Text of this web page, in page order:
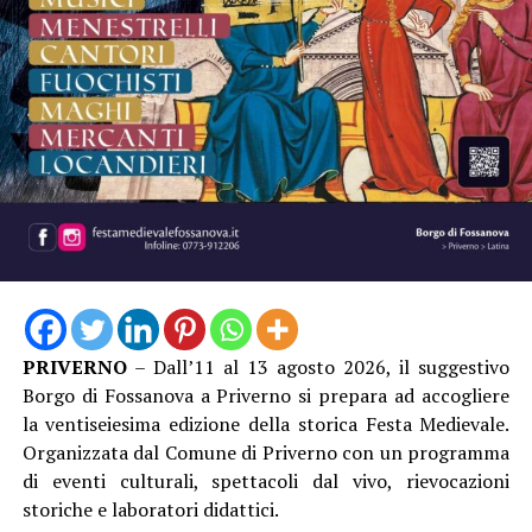
PRIVERNO– Dall’11 al 13 agosto 2026, il suggestivo
Borgo di Fossanova a Priverno si prepara ad accogliere
la ventiseiesima edizione della storica Festa Medievale.
Organizzata dal Comune di Priverno con un programma
di eventi culturali, spettacoli dal vivo, rievocazioni
storiche e laboratori didattici.